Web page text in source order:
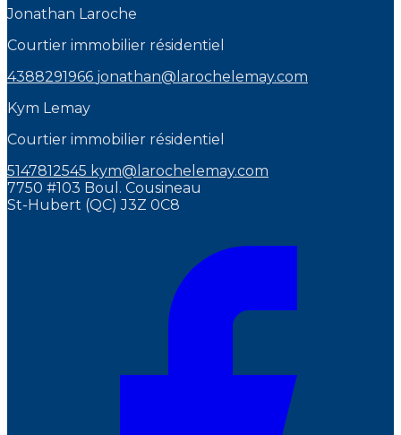
Jonathan Laroche
Courtier immobilier résidentiel
4388291966 jonathan@larochelemay.com
Kym Lemay
Courtier immobilier résidentiel
5147812545 kym@larochelemay.com
7750 #103 Boul. Cousineau
St-Hubert (QC) J3Z 0C8